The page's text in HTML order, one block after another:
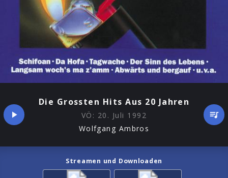
Die Grossten Hits Aus 20 Jahren
VÖ: 20. Juli 1992
Wolfgang Ambros
Streamen und Downloaden